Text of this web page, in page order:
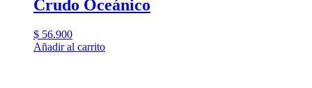
Crudo Oceánico
$ 56.900
Añadir al carrito